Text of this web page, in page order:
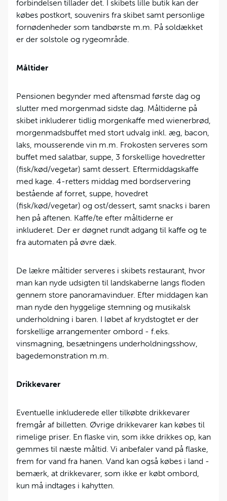
forbindelsen tillader det. I skibets lille butik kan der
købes postkort, souvenirs fra skibet samt personlige
fornødenheder som tandbørste m.m. På soldækket
er der solstole og rygeområde.
Måltider
Pensionen begynder med aftensmad første dag og
slutter med morgenmad sidste dag. Måltiderne på
skibet inkluderer tidlig morgenkaffe med wienerbrød,
morgenmadsbuffet med stort udvalg inkl. æg, bacon,
laks, mousserende vin m.m. Frokosten serveres som
buffet med salatbar, suppe, 3 forskellige hovedretter
(fisk/kød/vegetar) samt dessert. Eftermiddagskaffe
med kage. 4-retters middag med bordservering
bestående af forret, suppe, hovedret
(fisk/kød/vegetar) og ost/dessert, samt snacks i baren
hen på aftenen. Kaffe/te efter måltiderne er
inkluderet. Der er døgnet rundt adgang til kaffe og te
fra automaten på øvre dæk.
De lækre måltider serveres i skibets restaurant, hvor
man kan nyde udsigten til landskaberne langs floden
gennem store panoramavinduer. Efter middagen kan
man nyde den hyggelige stemning og musikalsk
underholdning i baren. I løbet af krydstogtet er der
forskellige arrangementer ombord - f.eks.
vinsmagning, besætningens underholdningsshow,
bagedemonstration m.m.
Drikkevarer
Eventuelle inkluderede eller tilkøbte drikkevarer
fremgår af billetten. Øvrige drikkevarer kan købes til
rimelige priser. En flaske vin, som ikke drikkes op, kan
gemmes til næste måltid. Vi anbefaler vand på flaske,
frem for vand fra hanen. Vand kan også købes i land -
bemærk, at drikkevarer, som ikke er købt ombord,
kun må indtages i kahytten.